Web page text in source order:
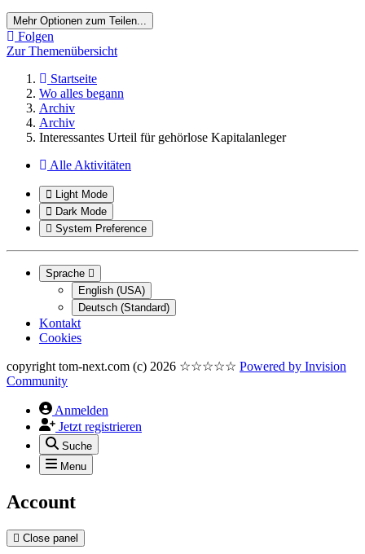
Mehr Optionen zum Teilen...
Folgen
Zur Themenübersicht
Startseite
Wo alles begann
Archiv
Archiv
Interessantes Urteil für gehörlose Kapitalanleger
Alle Aktivitäten
Light Mode
Dark Mode
System Preference
Sprache
English (USA)
Deutsch (Standard)
Kontakt
Cookies
copyright tom-next.com (c) 2026 ☆☆☆☆☆ Powered by Invision
Community
Anmelden
Jetzt registrieren
Suche
Menu
Account
Close panel